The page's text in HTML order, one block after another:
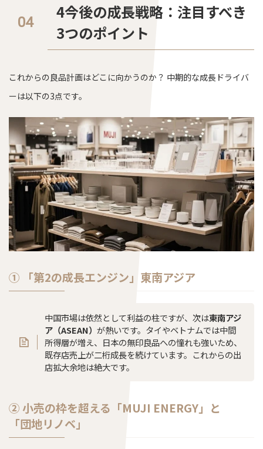
4今後の成長戦略：注目すべき
3つのポイント
これからの良品計画はどこに向かうのか？ 中期的な成長ドライバ
ーは以下の3点です。
① 「第2の成長エンジン」東南アジア
中国市場は依然として利益の柱ですが、次は東南アジ
ア（ASEAN）が熱いです。タイやベトナムでは中間
所得層が増え、日本の無印良品への憧れも強いため、
既存店売上が二桁成長を続けています。これからの出
店拡大余地は絶大です。
② 小売の枠を超える「MUJI ENERGY」と
「団地リノベ」